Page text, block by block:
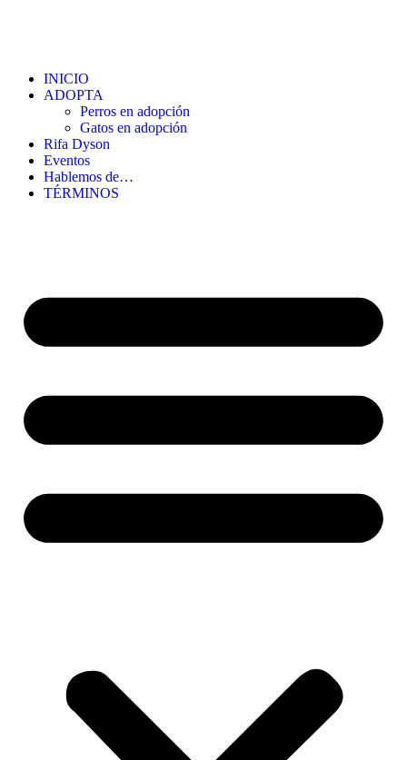
INICIO
ADOPTA
Perros en adopción
Gatos en adopción
Rifa Dyson
Eventos
Hablemos de…
TÉRMINOS